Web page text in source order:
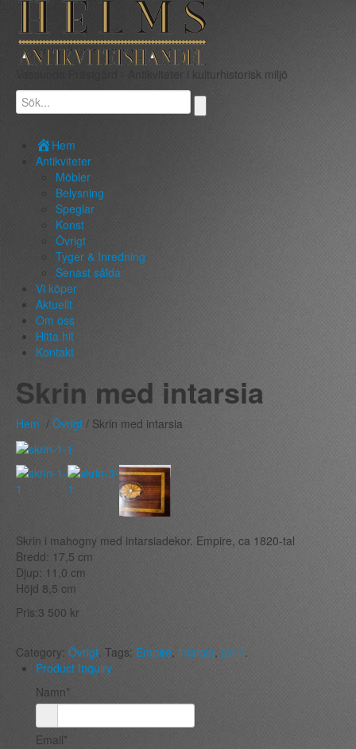
- Antikviteter i kulturhistorisk miljö
Hem
Antikviteter
Möbler
Belysning
Speglar
Konst
Övrigt
Tyger & Inredning
Senast sålda
Vi köper
Aktuellt
Om oss
Hitta hit
Kontakt
Skrin med intarsia
Hem / Övrigt / Skrin med intarsia
Skrin i mahogny med intarsiadekor. Empire, ca 1820-tal
Bredd: 17,5 cm
Djup: 11,0 cm
Höjd 8,5 cm
Pris:3 500 kr
Category: Övrigt. Tags: Empire, intarsia, skrin.
Product Inquiry
Namn*
Email*